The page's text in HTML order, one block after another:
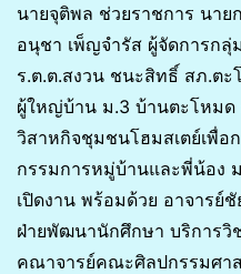
นายจุติพล ช่วยราชการ นาย
อนุชา เพ็ญจำรัส ผู้จัดการก
ร.ต.ต.สงวน ชนะสิทธิ์ สภ.ตะ
ผู้ใหญ่บ้าน ม.3 บ้านตะโหม
วิสาหกิจชุมชนโฮมสเตย์เพื่อ
กรรมการหมู่บ้านและพี่น้อง
เปิดงาน พร้อมด้วย อาจาร
ฝ่ายพัฒนานักศึกษา บริการวิ
คณาจารย์คณะศิลปกรรมศา